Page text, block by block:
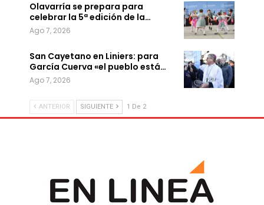
Olavarría se prepara para
celebrar la 5ª edición de la…
Ago 7, 2026
San Cayetano en Liniers: para
García Cuerva «el pueblo está…
Ago 7, 2026
ANTERIOR SIGUIENTE 1 De 2